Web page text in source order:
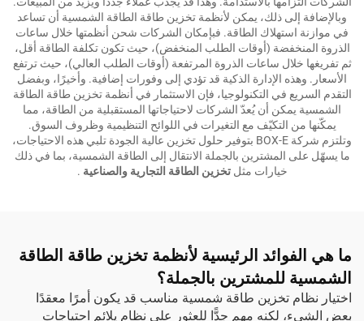
وبالإضافة إلى ذلك، يمكن لأنظمة تخزين طاقة الطاقة الشمسية أن تساعد
في موازنة استهلاك الطاقة. فبإمكان الشركات شحن أنظمتها خلال ساعات
الذروة المنخفضة (أوقات الطلب المنخفض)، حيث تكون تكلفة الطاقة أقل،
ثم تفريغها خلال ساعات الذروة المرتفعة (أوقات الطلب العالي)، حيث ترتفع
الأسعار. وهذه الإدارة الذكية قد تؤدي إلى وفورات إضافية. وأخيرًا، وبفضل
التقدم السريع في التكنولوجيا، فإن الاستثمار في أنظمة تخزين طاقة الطاقة
الشمسية يمكن أن يُعدّ الشركات لاحتياجاتها المستقبلية من الطاقة، مما
يمكّنها من التكيّف مع التغيرات في اللوائح التنظيمية وظروف السوق.
وتلتزم شركة BOX-E بتوفير حلول تخزين عالية الجودة تلبي هذه الاحتياجات،
ما يسهّل على المشترين بالجملة الانتقال إلى الطاقة الشمسية، بما في ذلك
خيارات مثلتخزين الطاقة التجارية والصناعية .
ما هي الفوائد الرئيسية لأنظمة تخزين طاقة الطاقة
الشمسية للمشترين بالجملة؟
اختيار نظام تخزين طاقة شمسية مناسب قد يكون أمرًا معقدًا
بعض الشيء، لكنه مهم جدًّا للعثور على نظام يلائم احتياجات